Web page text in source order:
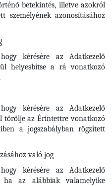
betekintés, illetve azokról
személyének azonosításához
kérésére az Adatkezelő
helyesbítse a rá vonatkozó
kérésére az Adatkezelő
törölje az Érintettre vonatkozó
a jogszabályban rögzített
való jog
kérésére az Adatkezelő
ha az alábbiak valamelyike